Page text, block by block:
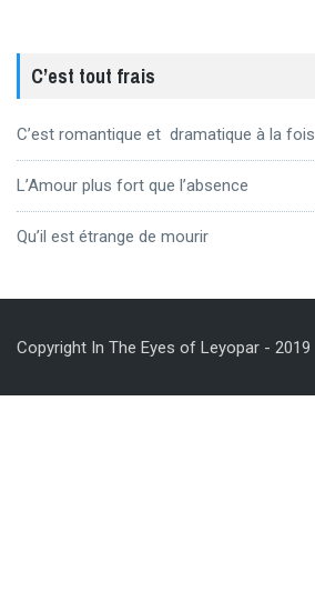
C’est tout frais
C’est romantique et dramatique à la fois
L’Amour plus fort que l’absence
Qu’il est étrange de mourir
Copyright In The Eyes of Leyopar - 2019